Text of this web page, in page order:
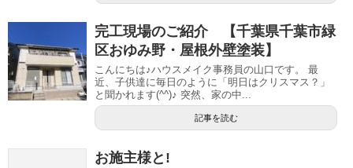
完工現場のご紹介 【千葉県千葉市緑
区おゆみ野・屋根外壁塗装】
こんにちは♪ハウスメイク事務員の山口です。 最
近、子供達に毎日のように「明日はクリスマス？」
と聞かれます(^^)♪ 突然、家の中...
記事を読む
お施主様と!